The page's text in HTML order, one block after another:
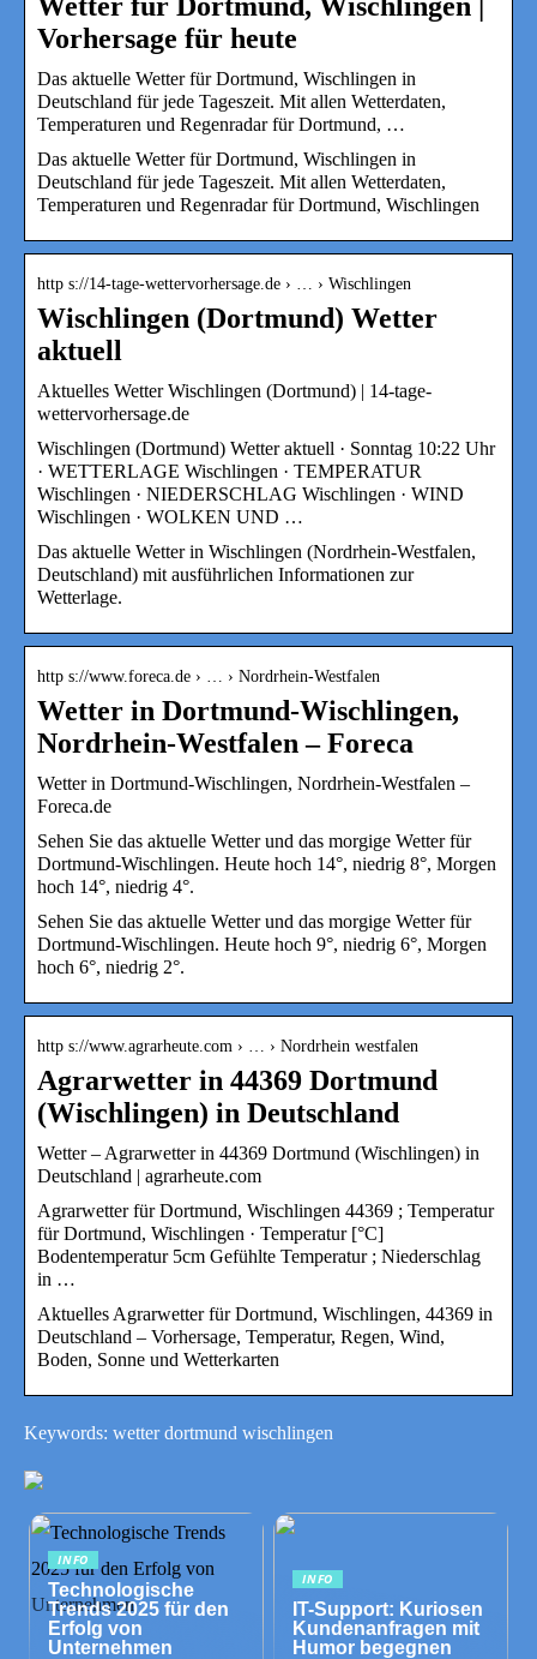
Vorhersage für heute
Das aktuelle Wetter für Dortmund, Wischlingen in
Deutschland für jede Tageszeit. Mit allen Wetterdaten,
Temperaturen und Regenradar für Dortmund, …
Das aktuelle Wetter für Dortmund, Wischlingen in
Deutschland für jede Tageszeit. Mit allen Wetterdaten,
Temperaturen und Regenradar für Dortmund, Wischlingen
http s://14-tage-wettervorhersage.de › … › Wischlingen
Wischlingen (Dortmund) Wetter
aktuell
Aktuelles Wetter Wischlingen (Dortmund) | 14-tage-
wettervorhersage.de
Wischlingen (Dortmund) Wetter aktuell · Sonntag 10:22 Uhr
· WETTERLAGE Wischlingen · TEMPERATUR
Wischlingen · NIEDERSCHLAG Wischlingen · WIND
Wischlingen · WOLKEN UND …
Das aktuelle Wetter in Wischlingen (Nordrhein-Westfalen,
Deutschland) mit ausführlichen Informationen zur
Wetterlage.
http s://www.foreca.de › … › Nordrhein-Westfalen
Wetter in Dortmund-Wischlingen,
Nordrhein-Westfalen – Foreca
Wetter in Dortmund-Wischlingen, Nordrhein-Westfalen –
Foreca.de
Sehen Sie das aktuelle Wetter und das morgige Wetter für
Dortmund-Wischlingen. Heute hoch 14°, niedrig 8°, Morgen
hoch 14°, niedrig 4°.
Sehen Sie das aktuelle Wetter und das morgige Wetter für
Dortmund-Wischlingen. Heute hoch 9°, niedrig 6°, Morgen
hoch 6°, niedrig 2°.
http s://www.agrarheute.com › … › Nordrhein westfalen
Agrarwetter in 44369 Dortmund
(Wischlingen) in Deutschland
Wetter – Agrarwetter in 44369 Dortmund (Wischlingen) in
Deutschland | agrarheute.com
Agrarwetter für Dortmund, Wischlingen 44369 ; Temperatur
für Dortmund, Wischlingen · Temperatur [°C]
Bodentemperatur 5cm Gefühlte Temperatur ; Niederschlag
in …
Aktuelles Agrarwetter für Dortmund, Wischlingen, 44369 in
Deutschland – Vorhersage, Temperatur, Regen, Wind,
Boden, Sonne und Wetterkarten
Keywords: wetter dortmund wischlingen
INFO
Technologische
Trends 2025 für den
Erfolg von
Unternehmen
INFO
IT-Support: Kuriosen
Kundenanfragen mit
Humor begegnen